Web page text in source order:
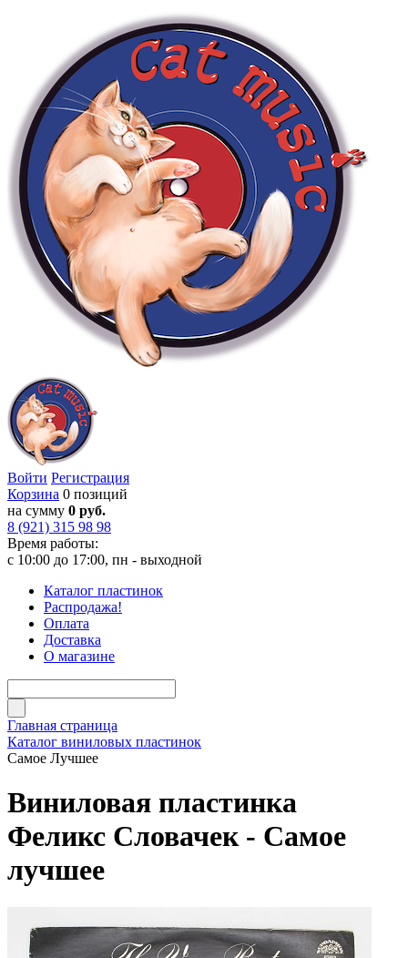
Войти Регистрация
Корзина 0 позиций
на сумму 0 руб.
8 (921) 315 98 98
Время работы:
с 10:00 до 17:00, пн - выходной
Каталог пластинок
Распродажа!
Оплата
Доставка
О магазине
Главная страница
Каталог виниловых пластинок
Самое Лучшее
Виниловая пластинка
Феликс Словачек - Самое
лучшее